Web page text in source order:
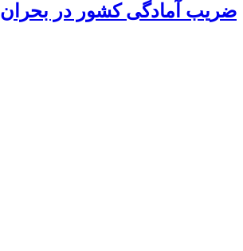
ضریب آمادگی کشور در بحران ۱۲ درصد است